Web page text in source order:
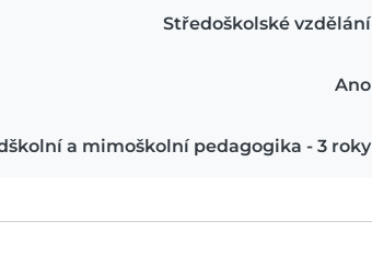
Středoškolské vzdělání
Ano
a mimoškolní pedagogika - 3 roky